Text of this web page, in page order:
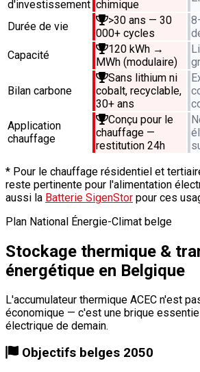
d'investissement chimique
Durée de vie
>30 ans — 30
000+ cycles
Capacité
120 kWh →
MWh (modulaire)
Bilan carbone
Sans lithium ni
cobalt, recyclable,
30+ ans
Application
chauffage
Conçu pour le
chauffage —
restitution 24h
* Pour le chauffage résidentiel et
reste pertinente pour l'alimentation
aussi la Batterie SigenStor pour ces
Plan National Énergie-Climat belge
Stockage thermique &
énergétique en Belgique
L'accumulateur thermique ACEC n'est
économique — c'est une brique
électrique de demain.
Objectifs belges 2050